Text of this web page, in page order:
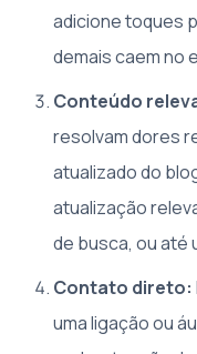
adicione toques
demais caem no
Conteúdo
resolvam dores
atualizado do
atualização
de busca, ou até
Contato direto:
uma ligação ou